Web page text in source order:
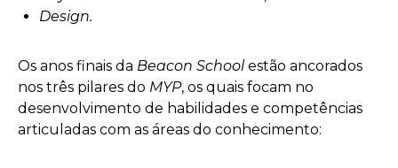
Design.
Os anos finais da Beacon Schoolestão ancorados
nos três pilares do MYP, os quais focam no
desenvolvimento de habilidades e competências
articuladas com as áreas do conhecimento: